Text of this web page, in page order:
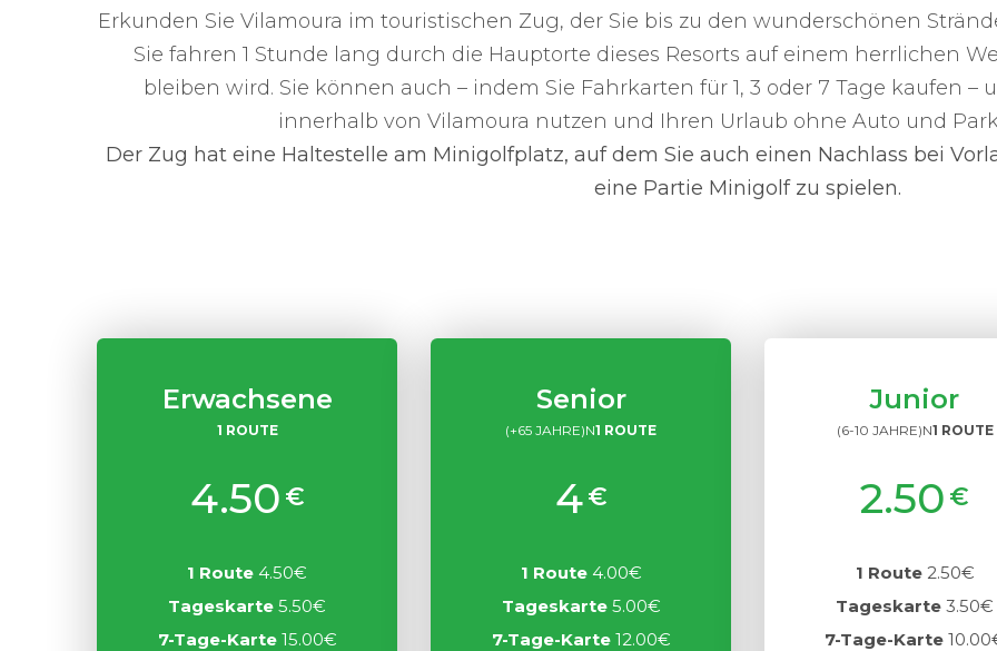
Erkunden Sie Vilamoura im touristischen Zug, der Sie bis zu den wunderschönen
Sie fahren 1 Stunde lang durch die Hauptorte dieses Resorts auf einem herrlichen
bleiben wird. Sie können auch – indem Sie Fahrkarten für 1, 3 oder 7 Tage kaufen
innerhalb von Vilamoura nutzen und Ihren Urlaub ohne Auto und
Der Zug hat eine Haltestelle am Minigolfplatz, auf dem Sie auch einen Nachlass bei
eine Partie Minigolf zu spielen.
Erwachsene
1 ROUTE
4.50 €
1 Route 4.50€
Tageskarte 5.50€
7-Tage-Karte 15.00€
Senior
(+65 JAHRE)N1 ROUTE
4 €
1 Route 4.00€
Tageskarte 5.00€
7-Tage-Karte 12.00€
Junior
(6-10 JAHRE)N1 ROUTE
2.50 €
1 Route 2.50€
Tageskarte 3.50€
7-Tage-Karte